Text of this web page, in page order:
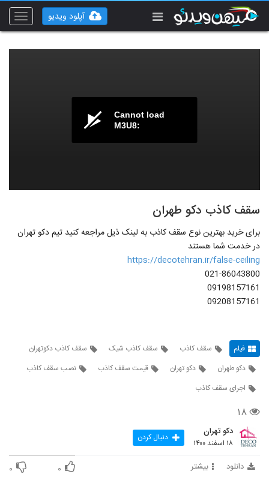
Toggle
آپلود ویدیو
Cannot load
M3U8:
سقف کاذب دکو طهران
برای خرید بهترین نوع سقف کاذب به لینک ذیل مراجعه کنید تیم دکو تهران
در خدمت شما هستند
https://decotehran.ir/false-ceiling
021-86043800
09198157161
09208157161
فیلم سقف کاذب سقف کاذب شیک
سقف کاذب دکوتهران
دکو طهران
دکو تهران قیمت سقف کاذب
نصب سقف کاذب
اجرای سقف کاذب
۱۸
دکو تهران
۱۸ اسفند ۱۴۰۰ دنبال کردن
دانلود بیشتر ۰ ۰